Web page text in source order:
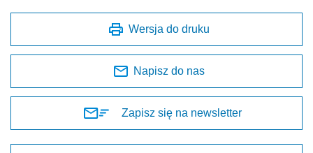
Wersja do druku
Napisz do nas
Zapisz się na newsletter